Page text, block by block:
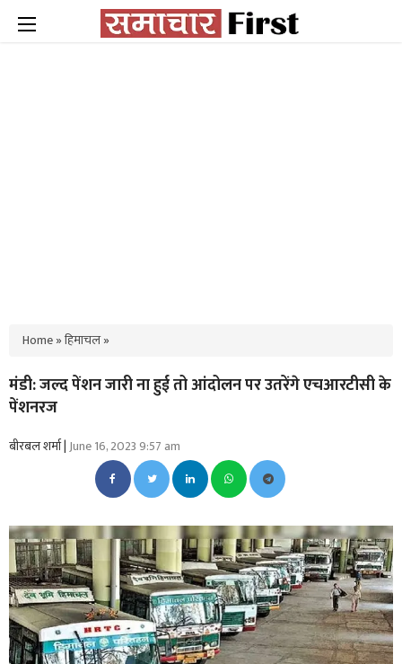
Home»हिमाचल»
मंडी: जल्द पेंशन जारी ना हुई तो आंदोलन पर उतरेंगे एचआरटीसी के
पेंशनरज
बीरबल शर्मा |June 16, 2023 9:57 am